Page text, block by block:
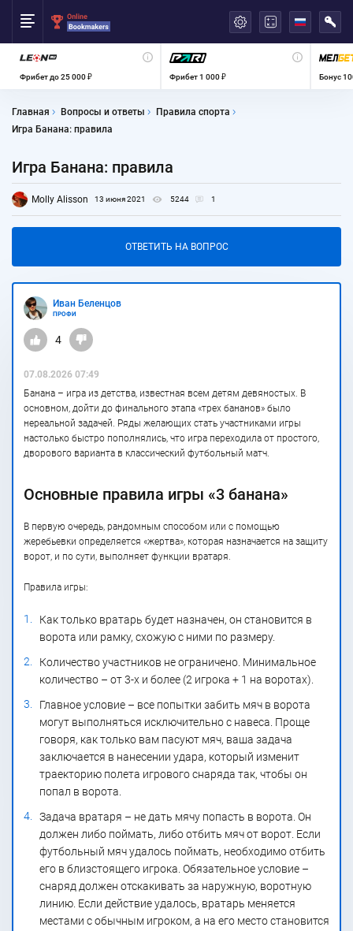
Фрибет до 25 000 ₽ Фрибет 1 000 ₽ Бонус
Главная Вопросы и ответы
Правила спорта
Игра Банана: правила
Игра Банана: правила
Molly Alisson 13 июня 2021 5244 1
ОТВЕТИТЬ НА ВОПРОС
Иван Беленцов
ПРОФИ
4
07.08.2026 07:49
Банана – игра из детства, известная всем детям девяностых. В
основном, дойти до финального этапа «трех бананов» было
нереальной задачей. Ряды желающих стать участниками игры
настолько быстро пополнялись, что игра переходила от простого,
дворового варианта в классический футбольный матч.
Основные правила игры «3 банана»
В первую очередь, рандомным способом или с помощью
жеребьевки определяется «жертва», которая назначается на защиту
ворот, и по сути, выполняет функции вратаря.
Правила игры:
Как только вратарь будет назначен, он становится в
ворота или рамку, схожую с ними по размеру.
Количество участников не ограничено. Минимальное
количество – от 3-х и более (2 игрока + 1 на воротах).
Главное условие – все попытки забить мяч в ворота
могут выполняться исключительно с навеса. Проще
говоря, как только вам пасуют мяч, ваша задача
заключается в нанесении удара, который изменит
траекторию полета игрового снаряда так, чтобы он
попал в ворота.
Задача вратаря – не дать мячу попасть в ворота. Он
должен либо поймать, либо отбить мяч от ворот. Если
футбольный мяч удалось поймать, необходимо отбить
его в близстоящего игрока. Обязательное условие –
снаряд должен отскакивать за наружную, воротную
линию. Если действие удалось, вратарь меняется
местами с обычным игроком, а на его место становится